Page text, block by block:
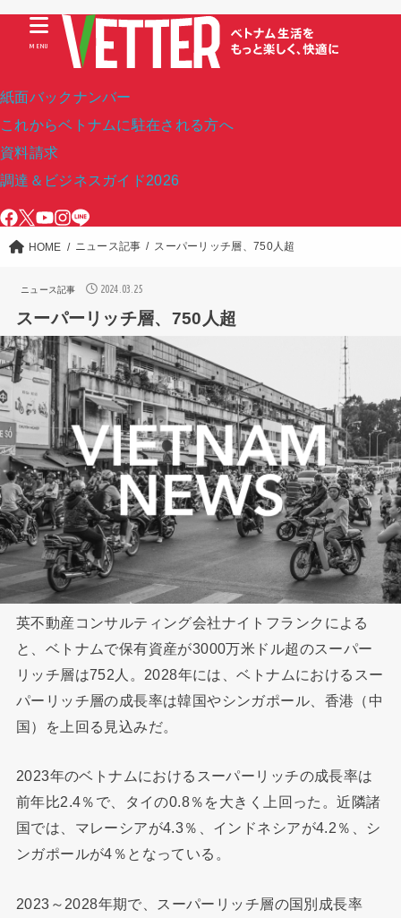
紙面バックナンバー
これからベトナムに駐在される方へ
資料請求
調達＆ビジネスガイド2026
MENU
HOME ニュース記事 スーパーリッチ層、750人超
ニュース記事 2024.03.25
スーパーリッチ層、750人超
英不動産コンサルティング会社ナイトフランクによる
と、ベトナムで保有資産が3000万米ドル超のスーパー
リッチ層は752人。2028年には、ベトナムにおけるスー
パーリッチ層の成長率は韓国やシンガポール、香港（中
国）を上回る見込みだ。
2023年のベトナムにおけるスーパーリッチの成長率は
前年比2.4％で、タイの0.8％を大きく上回った。近隣諸
国では、マレーシアが4.3％、インドネシアが4.2％、シ
ンガポールが4％となっている。
2023～2028年期で、スーパーリッチ層の国別成長率